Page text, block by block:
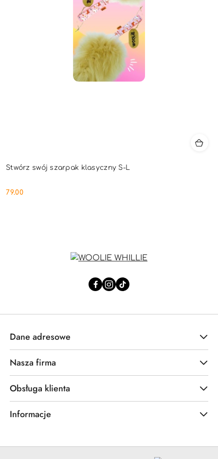
Stwórz swój szarpak klasyczny S-L
Cena:
79.00
Dane adresowe
Nasza firma
Obsługa klienta
Informacje